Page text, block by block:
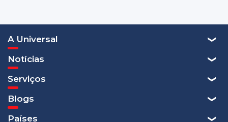
A Universal
Notícias
Serviços
Blogs
Países